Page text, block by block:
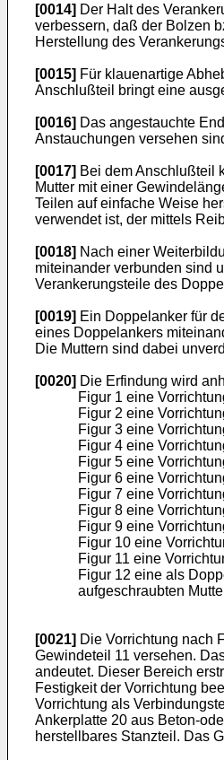
[0014] Der Halt des
verbessern, daß der Bolzen
Herstellung des
[0015] Für klauenartige
Anschlußteil bringt eine
[0016] Das angestauchte
Anstauchungen versehen
[0017] Bei dem Anschlußteil
Mutter mit einer
Teilen auf einfache Weise
verwendet ist, der mittels
[0018] Nach einer
miteinander verbunden sind
Verankerungsteile des
[0019] Ein Doppelanker für
eines Doppelankers
Die Muttern sind dabei
[0020] Die Erfindung wird
Figur 1 eine
Figur 2 eine
Figur 3 eine
Figur 4 eine
Figur 5 eine
Figur 6 eine
Figur 7 eine
Figur 8 eine
Figur 9 eine
Figur 10 eine
Figur 11 eine
Figur 12 eine als
aufgeschraubten
[0021] Die Vorrichtung nach
Gewindeteil 11 versehen.
andeutet. Dieser Bereich
Festigkeit der Vorrichtung
Vorrichtung als
Ankerplatte 20 aus Beton-
herstellbares Stanzteil. Das